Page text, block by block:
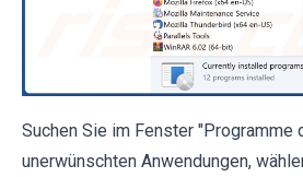
Suchen Sie im Fenster "Programme
unerwünschten Anwendungen,